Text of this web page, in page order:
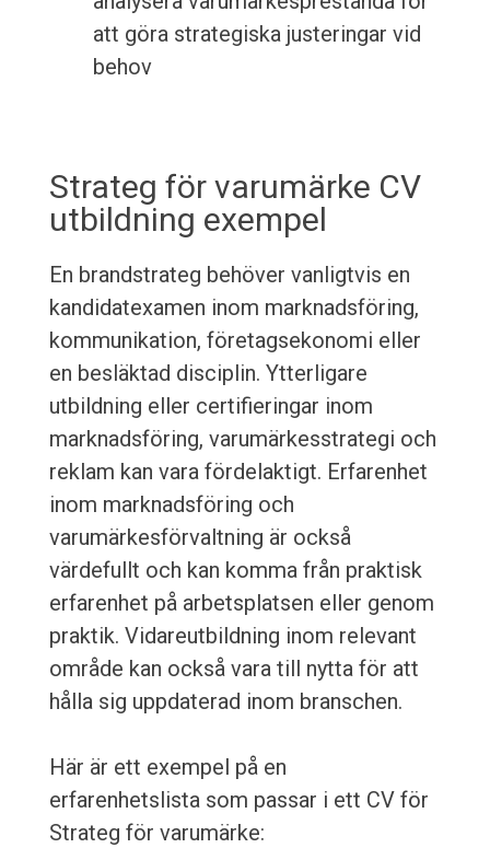
att göra strategiska justeringar vid
behov
Strateg för varumärke CV
utbildning exempel
En brandstrateg behöver vanligtvis en
kandidatexamen inom marknadsföring,
kommunikation, företagsekonomi eller
en besläktad disciplin. Ytterligare
utbildning eller certifieringar inom
marknadsföring, varumärkesstrategi och
reklam kan vara fördelaktigt. Erfarenhet
inom marknadsföring och
varumärkesförvaltning är också
värdefullt och kan komma från praktisk
erfarenhet på arbetsplatsen eller genom
praktik. Vidareutbildning inom relevant
område kan också vara till nytta för att
hålla sig uppdaterad inom branschen.
Här är ett exempel på en
erfarenhetslista som passar i ett CV för
Strateg för varumärke: